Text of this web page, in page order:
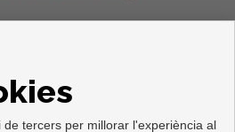
de tercers per millorar l'experiència al